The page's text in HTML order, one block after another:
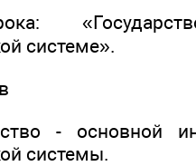
системе».
- основной
системы.